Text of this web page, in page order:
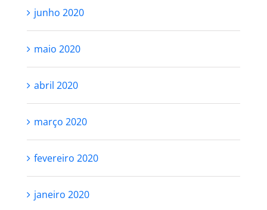
junho 2020
maio 2020
abril 2020
março 2020
fevereiro 2020
janeiro 2020